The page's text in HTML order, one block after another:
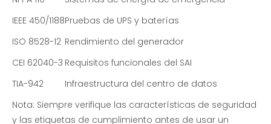
IEEE 450/1188Pruebas de UPS y baterías
ISO 8528-12 Rendimiento del generador
CEI 62040-3 Requisitos funcionales del SAI
TIA-942
Infraestructura del centro de datos
Nota: Siempre verifique las características de seguridad
y las etiquetas de cumplimiento antes de usar un